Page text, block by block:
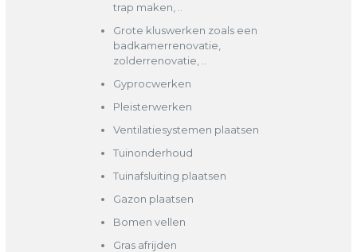
trap maken, ..
Grote kluswerken zoals een
badkamerrenovatie,
zolderrenovatie, ..
Gyprocwerken
Pleisterwerken
Ventilatiesystemen plaatsen
Tuinonderhoud
Tuinafsluiting plaatsen
Gazon plaatsen
Bomen vellen
Gras afrijden